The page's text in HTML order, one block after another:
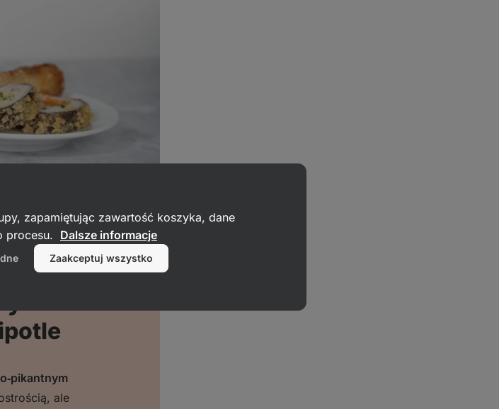
ale
zapamiętując zawartość koszyka, dane
procesu. Dalsze informacje
Zaakceptuj wszystko